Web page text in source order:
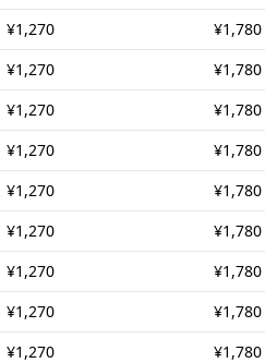
¥1,270 ¥1,780
¥1,270 ¥1,780
¥1,270 ¥1,780
¥1,270 ¥1,780
¥1,270 ¥1,780
¥1,270 ¥1,780
¥1,270 ¥1,780
¥1,270 ¥1,780
¥1,270 ¥1,780